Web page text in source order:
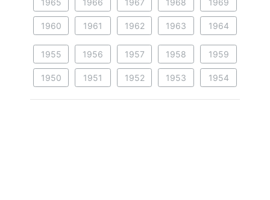
1960 1961 1962 1963 1964
1955 1956 1957 1958 1959
1950 1951 1952 1953 1954